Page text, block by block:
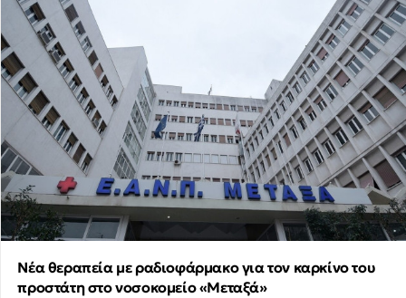
Νέα θεραπεία με ραδιοφάρμακο για τον καρκίνο του
προστάτη στο νοσοκομείο «Μεταξά»